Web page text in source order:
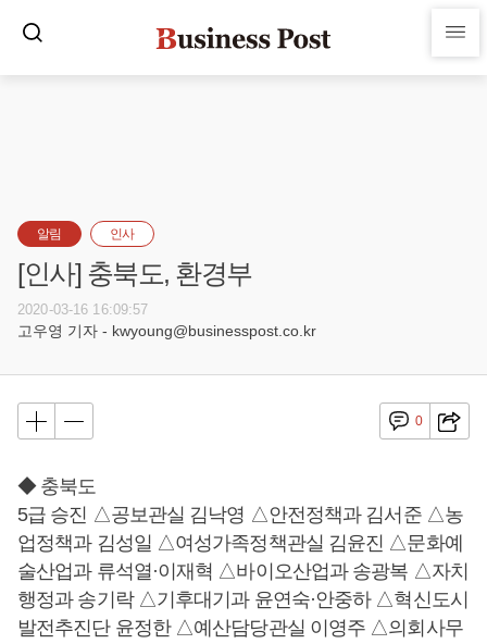
알림 인사
[인사] 충북도, 환경부
2020-03-16 16:09:57
고우영 기자 - kwyoung@businesspost.co.kr
0
◆ 충북도
5급 승진 △공보관실 김낙영 △안전정책과 김서준 △농
업정책과 김성일 △여성가족정책관실 김윤진 △문화예
술산업과 류석열·이재혁 △바이오산업과 송광복 △자치
행정과 송기락 △기후대기과 윤연숙·안중하 △혁신도시
발전추진단 윤정한 △예산담당관실 이영주 △의회사무